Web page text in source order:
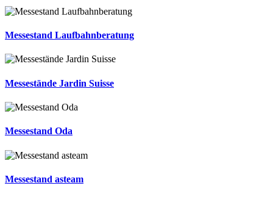
Messestand Laufbahnberatung
Messestände Jardin Suisse
Messestand Oda
Messestand asteam